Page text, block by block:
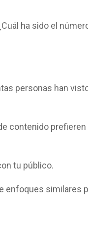
ha sido el
personas han
contenido
tu público.
enfoques similares